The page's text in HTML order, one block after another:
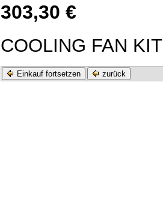
303,30 €
COOLING FAN
Einkauf fortsetzen zurück